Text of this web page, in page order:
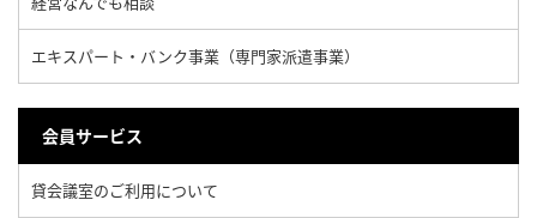
エキスパート・バンク事業（専門家派遣事業）
会員サービス
貸会議室のご利用について